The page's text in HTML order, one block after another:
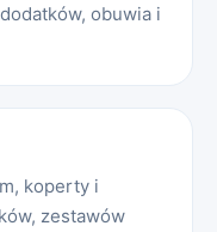
obuwia i
koperty i
zestawów